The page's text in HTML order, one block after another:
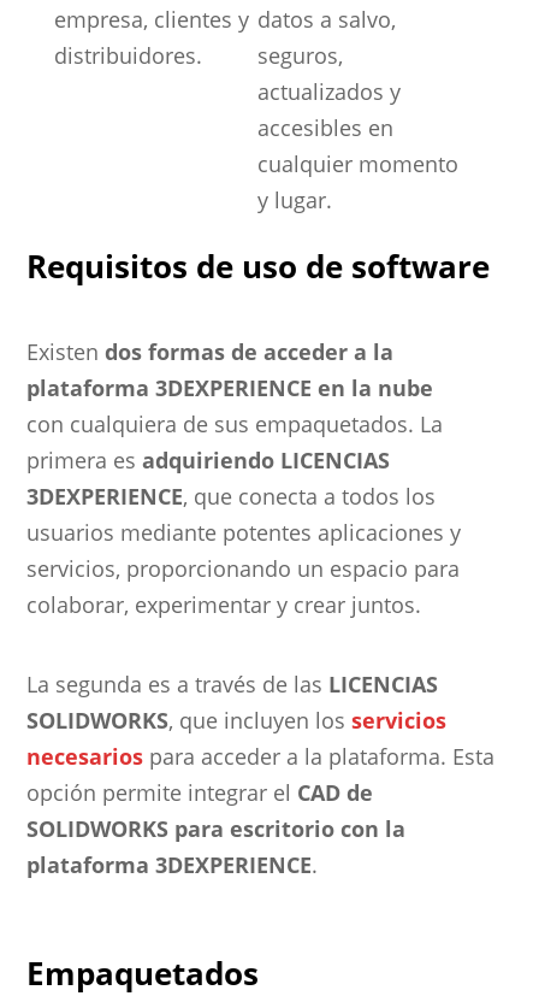
empresa, clientes y
distribuidores.
datos a salvo,
seguros,
actualizados y
accesibles en
cualquier momento
y lugar.
Requisitos de uso de software
Existendos formas de acceder a la
plataforma 3DEXPERIENCE en la nube
con cualquiera de sus empaquetados. La
primera esadquiriendo LICENCIAS
3DEXPERIENCE, que conecta a todos los
usuarios mediante potentes aplicaciones y
servicios, proporcionando un espacio para
colaborar, experimentar y crear juntos.
La segunda es a través de las LICENCIAS
SOLIDWORKS, que incluyen losservicios
necesarios para acceder a la plataforma. Esta
opción permite integrar el CAD de
SOLIDWORKS para escritorio con la
plataforma 3DEXPERIENCE.
Empaquetados